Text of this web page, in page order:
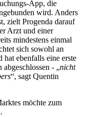
App, die
wird. Anders
zielt Progenda darauf
Arzt und einer
mindestens einmal
sich sowohl an
hat ebenfalls eine erste
- „nicht
“, sagt Quentin
möchte zum